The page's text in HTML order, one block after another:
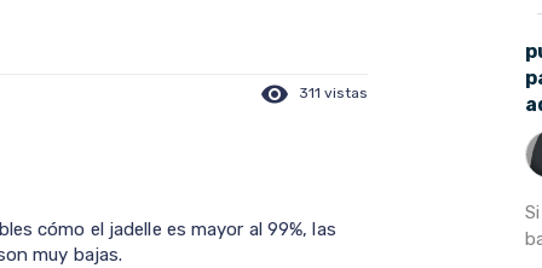
visibility 311 vistas
cómo el jadelle es mayor al 99%, las
muy bajas.